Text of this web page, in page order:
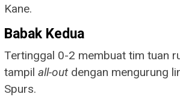
Kane.
Babak Kedua
Tertinggal 0-2 membuat tim tuan
tampil all-out dengan mengurung
Spurs.